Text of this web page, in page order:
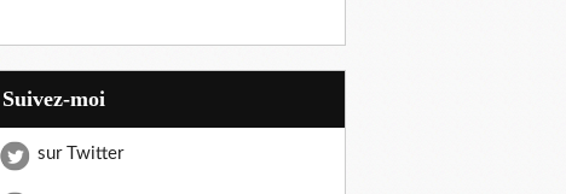
Suivez-moi
sur Twitter